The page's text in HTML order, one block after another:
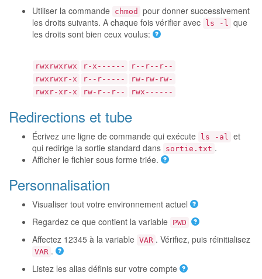
Utiliser la commande chmod
pour donner successivement
les droits suivants. A chaque fois vérifier avec ls -l
que
les droits sont bien ceux voulus:
rwxrwxrwx r-x------
r--r--r--
rwxrwxr-x
r--r-----
rw-rw-rw-
rwxr-xr-x
rw-r--r-- rwx------
Redirections et tube
Écrivez une ligne de commande qui exécute ls -al
et
qui redirige la sortie standard dans sortie.txt .
Afficher le fichier sous forme triée.
Personnalisation
Visualiser tout votre environnement actuel
Regardez ce que contient la variable PWD
Affectez 12345 à la variable VAR . Vérifiez, puis réinitialisez
VAR .
Listez les alias définis sur votre compte